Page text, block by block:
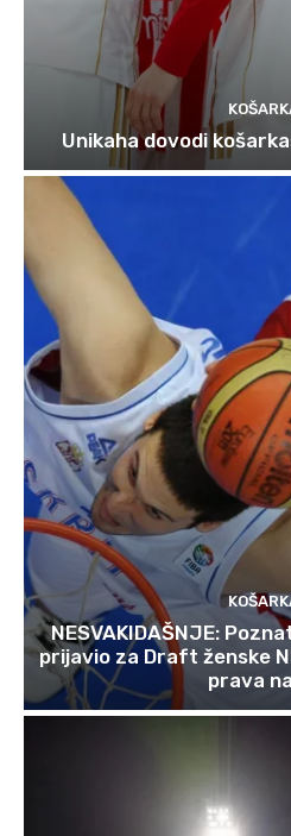
Unikaha dovodi
NESVAKIDAŠNJE:
prijavio za Draft ženske
prava